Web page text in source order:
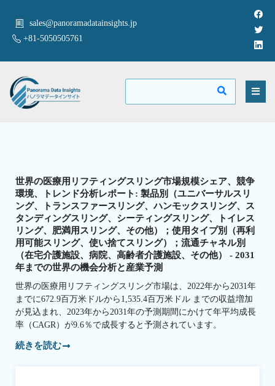
sales@panoramadatainsights.jp
+81-5050505761
世界の医療用リフティングスリング市場規模シェア、競争
環境、トレンド分析レポート: 製品別（ユニバーサルスリ
ング、トランスファースリング、ハンモックスリング、ス
タンディングスリング、シーティングスリング、トイレス
リング、肥満用スリング、その他）；使用タイプ別（再利
用可能スリング、使い捨てスリング）；流通チャネル別
（在宅介護施設、病院、高齢者介護施設、その他） - 2031
年までの世界の機会分析と産業予測
世界の医療用リフティングスリング市場は、2022年から2031年
までに672.9百万米ドルから1,535.4百万米ドル までの収益増加
が見込まれ、2023年から2031年の予測期間にかけて年平均成長
率（CAGR）が9.6％で成長すると予測されています。
続きを読む